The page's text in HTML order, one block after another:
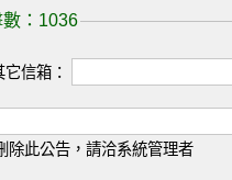
：1036
它信箱：
除此公告，請洽系統管理者